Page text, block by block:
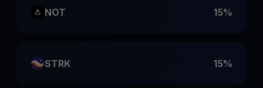
NOT 15%
STRK 15%